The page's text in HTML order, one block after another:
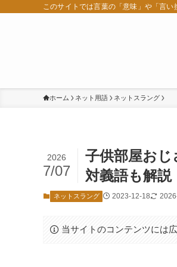
このサイトでは言葉の「意味」や「言い
ホーム ネット用語 ネットスラング
子供部屋おじ
対義語も解説
2026
7/07
ネットスラング 2023-12-18
当サイトのコンテンツには